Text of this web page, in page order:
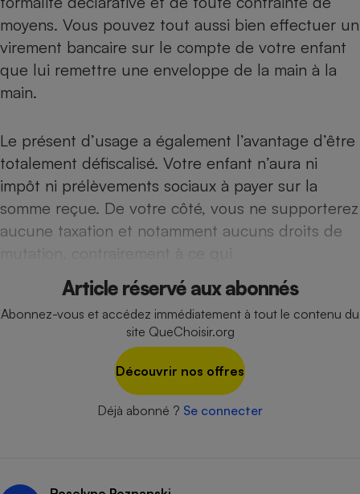
moyens. Vous pouvez tout aussi bien effectuer un
virement bancaire sur le compte de votre enfant
que lui remettre une enveloppe de la main à la
main.
Le présent d’usage a également l’avantage d’être
totalement défiscalisé. Votre enfant n’aura ni
impôt ni prélèvements sociaux à payer sur la
somme reçue. De votre côté, vous ne supporterez
aucune taxation et notamment aucuns droits de
Article réservé aux abonnés
Abonnez-vous et accédez immédiatement à tout le contenu du
site QueChoisir.org
Découvrir nos offres
Déjà abonné ? Se connecter
Robot ménager